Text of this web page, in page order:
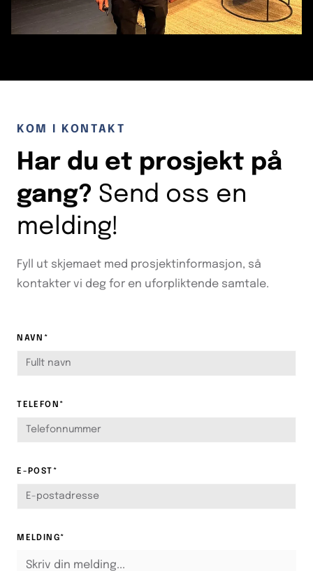
KOM I KONTAKT
Har du et prosjekt på
gang? Send oss en
melding!
Fyll ut skjemaet med prosjektinformasjon, så
kontakter vi deg for en uforpliktende samtale.
NAVN*
TELEFON*
E-POST*
MELDING*